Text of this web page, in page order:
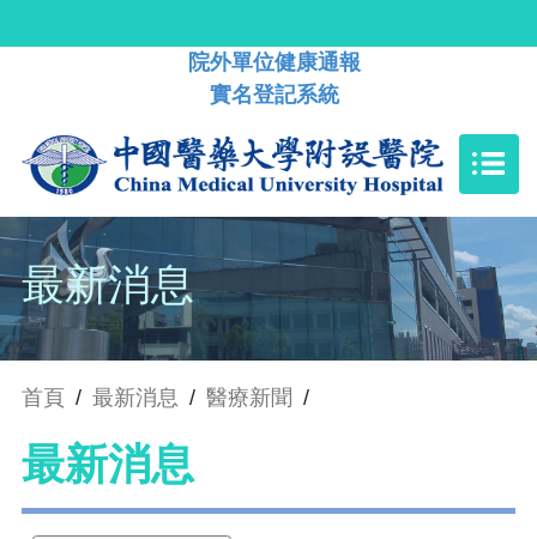
院外單位健康通報
實名登記系統
最新消息
首頁 / 最新消息 / 醫療新聞 /
最新消息